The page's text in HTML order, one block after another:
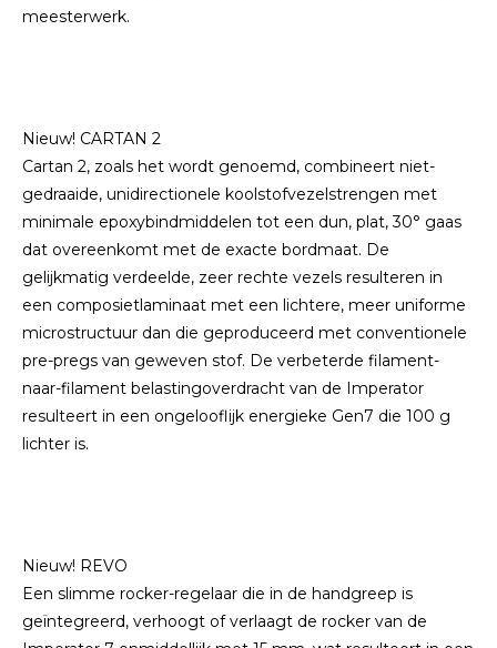
meesterwerk.
Nieuw! CARTAN 2
Cartan 2, zoals het wordt genoemd, combineert niet-
gedraaide, unidirectionele koolstofvezelstrengen met
minimale epoxybindmiddelen tot een dun, plat, 30° gaas
dat overeenkomt met de exacte bordmaat. De
gelijkmatig verdeelde, zeer rechte vezels resulteren in
een composietlaminaat met een lichtere, meer uniforme
microstructuur dan die geproduceerd met conventionele
pre-pregs van geweven stof. De verbeterde filament-
naar-filament belastingoverdracht van de Imperator
resulteert in een ongelooflijk energieke Gen7 die 100 g
lichter is.
Nieuw! REVO
Een slimme rocker-regelaar die in de handgreep is
geïntegreerd, verhoogt of verlaagt de rocker van de